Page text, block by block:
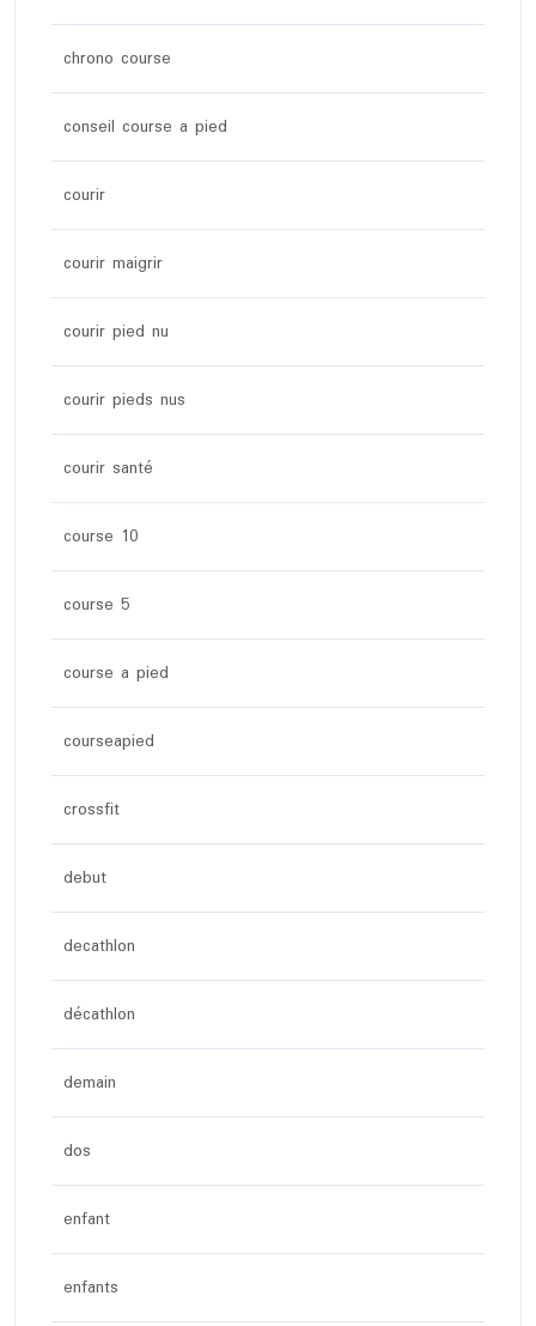
chrono course
conseil course a pied
courir
courir maigrir
courir pied nu
courir pieds nus
courir santé
course 10
course 5
course a pied
courseapied
crossfit
debut
decathlon
décathlon
demain
dos
enfant
enfants